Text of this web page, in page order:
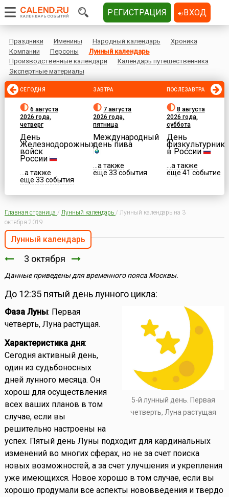
Праздники Именины Народный календарь
Хроника
Компании
Персоны
Лунный календарь
Производственные календари
Календарь путешественника
Экспертные материалы
СЕГОДНЯ
6 августа
2026 года,
четверг
День
Железнодорожных
войск
России
...а также
еще 33 события
ЗАВТРА
7 августа
2026 года,
пятница
Международный
день пива
...а также
еще 33 события
ПОСЛЕЗАВТРА
8 августа
2026 года,
суббота
День
физкультурника
в России
...а также
еще 41 событие
Главная страница / Лунный календарь / Лунный календарь на 3
октября 2019
Лунный календарь
3 октября
Данные приведены для временного пояса Москвы.
До 12:35 пятый день лунного цикла:
5-й лунный день. Первая
четверть, Луна растущая
Фаза Луны: Первая
четверть, Луна растущая.
Характеристика дня:
Сегодня активный день,
один из судьбоносных
дней лунного месяца. Он
хорош для осуществления
всех ваших планов в том
случае, если вы
решительно настроены на
успех. Пятый день Луны подходит для кардинальных
изменений во многих сферах, но не за счет поиска
новых возможностей, а за счет улучшения и укрепления
уже имеющихся. Новое хорошо в том случае, если вы
хорошо продумали все аспекты нововведения и твердо
РЕГИСТРАЦИЯ ВХОД